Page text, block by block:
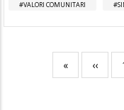
VALORI COMUNITARI
Paginazione
Prima
pagina
«
Pagina
‹‹